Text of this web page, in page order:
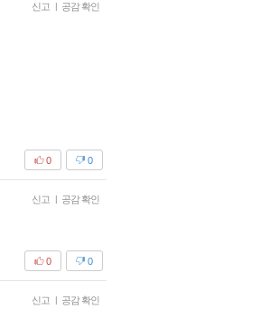
신고 | 공감 확인
0
0
신고 | 공감 확인
0
0
신고 | 공감 확인